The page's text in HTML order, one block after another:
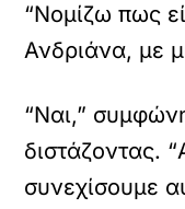
“Νομίζω πως
Ανδριάνα, με
“Ναι,”
διστάζοντας.
συνεχίσουμε